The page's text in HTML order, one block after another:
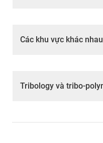
Các khu vực khác
Tribology và tribo-